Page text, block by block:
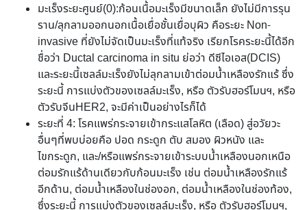
มะเร็งระยะศูนย์(0):ก้อนเนื้อมะเร็งมีขนาดเล็ก ยังไม่มีการรุน
ราน/ลุกลามออกนอกเนื้อเยื่อชั้นเยื่อบุผิว คือระยะ Non-
invasive ที่ยังไม่จัดเป็นมะเร็งที่แท้จริง เรียกโรคระยะนี้ได้อีก
ชื่อว่า Ductal carcinoma in situ ย่อว่า ดีซีไอเอส(DCIS)
และระยะนี้เซลล์มะเร็งยังไม่ลุกลามเข้าต่อมน้ำเหลืองรักแร้ ซึ่ง
ระยะนี้ การแบ่งตัวของเซลล์มะเร็ง, หรือ ตัวรับฮอร์โมนฯ, หรือ
ตัวรับจีนHER2, จะมีค่าเป็นอย่างไรก็ได้
ระยะที่ 4: โรคแพร่กระจายเข้ากระแสโลหิต (เลือด) สู่อวัยวะ
อื่นๆที่พบบ่อยคือ ปอด กระดูก ตับ สมอง ผิวหนัง และ
ไขกระดูก, และ/หรือแพร่กระจายเข้าระบบน้ำเหลืองนอกเหนือ
ต่อมรักแร้ด้านเดียวกับก้อนมะเร็ง เช่น ต่อมน้ำเหลืองรักแร้
อีกด้าน, ต่อมน้ำเหลืองในช่องอก, ต่อมน้ำเหลืองในช่องท้อง,
ซึ่งระยะนี้ การแบ่งตัวของเซลล์มะเร็ง, หรือ ตัวรับฮอร์โมนฯ,